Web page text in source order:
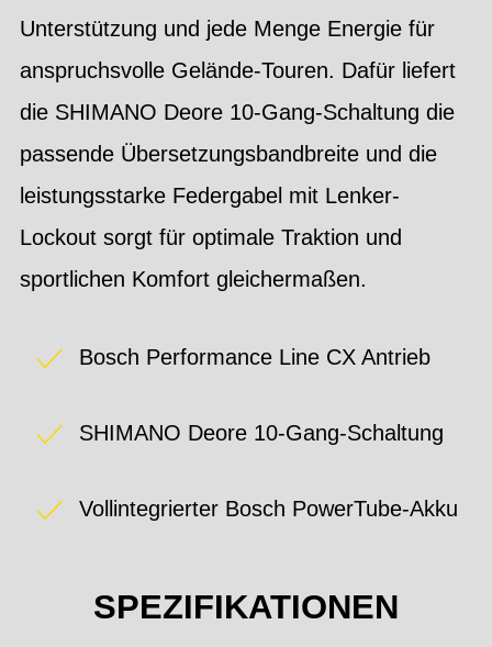
Unterstützung und jede Menge Energie für
anspruchsvolle Gelände-Touren. Dafür liefert
die SHIMANO Deore 10-Gang-Schaltung die
passende Übersetzungsbandbreite und die
leistungsstarke Federgabel mit Lenker-
Lockout sorgt für optimale Traktion und
sportlichen Komfort gleichermaßen.
Bosch Performance Line CX Antrieb
SHIMANO Deore 10-Gang-Schaltung
Vollintegrierter Bosch PowerTube-Akku
SPEZIFIKATIONEN